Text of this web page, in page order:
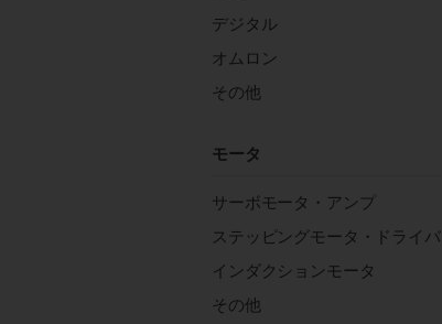
デジタル
オムロン
その他
モータ
サーボモータ・アンプ
ステッピングモータ・ドライバ
インダクションモータ
その他